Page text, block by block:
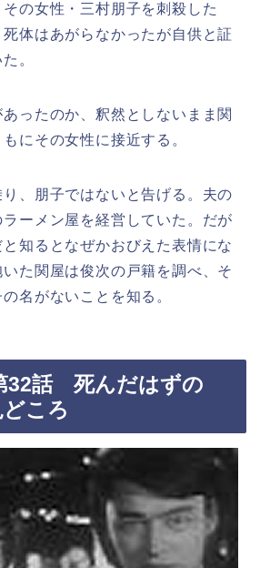
の女性・三村朋子を刺殺した
体はあがらなかったが自供と証
。
ったのか、釈然としないまま関
にその女性に接近する。
、朋子ではないと告げる。夫の
ーメン屋を経営していた。だが
知るとなぜかおびえた表情にな
た関屋は俊次の戸籍を調べ、そ
名がないことを知る。
32話 死んだはずの
ころ